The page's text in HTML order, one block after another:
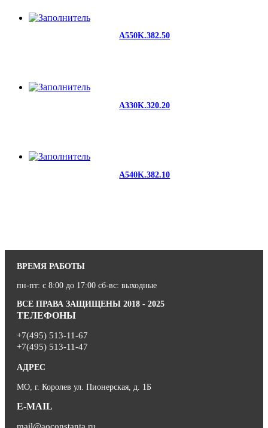
A550K.382.50
A330K.320.20
A540K.382.10
ВРЕМЯ РАБОТЫ
пн-пт: с 8:00 до 17:00 сб-вс: выходные
ВСЕ ПРАВА ЗАЩИЩЕНЫ 2018 - 2025
ТЕЛЕФОНЫ
+7(495) 513-11-67
+7(495) 513-11-47
АДРЕС
МО, г. Королев ул. Пионерская, д. 1Б
E-MAIL
mail@aoconstanta.ru